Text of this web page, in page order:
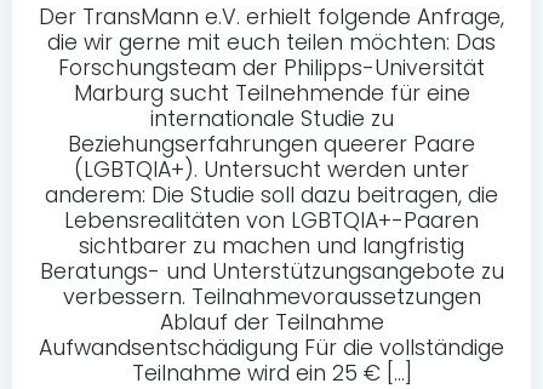
Der TransMann e.V. erhielt folgende Anfrage,
die wir gerne mit euch teilen möchten: Das
Forschungsteam der Philipps-Universität
Marburg sucht Teilnehmende für eine
internationale Studie zu
Beziehungserfahrungen queerer Paare
(LGBTQIA+). Untersucht werden unter
anderem: Die Studie soll dazu beitragen, die
Lebensrealitäten von LGBTQIA+-Paaren
sichtbarer zu machen und langfristig
Beratungs- und Unterstützungsangebote zu
verbessern. Teilnahmevoraussetzungen
Ablauf der Teilnahme
Aufwandsentschädigung Für die vollständige
Teilnahme wird ein 25 € […]